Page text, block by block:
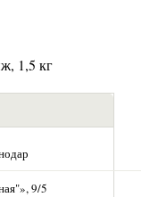
1,5 кг
9/5